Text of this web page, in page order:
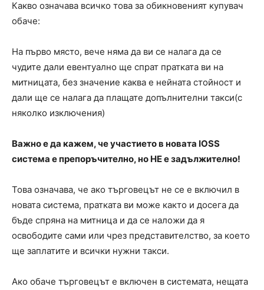
Какво означава всичко това за обикновеният купувач
обаче:
На първо място, вече няма да ви се налага да се
чудите дали евентуално ще спрат пратката ви на
митницата, без значение каква е нейната стойност и
дали ще се налага да плащате допълнителни такси(с
няколко изключения)
Важно е да кажем, че участието в новата IOSS
система е препоръчително, но НЕ е задължително!
Това означава, че ако търговецът не се е включил в
новата система, пратката ви може както и досега да
бъде спряна на митница и да се наложи да я
освободите сами или чрез представителство, за което
ще заплатите и всички нужни такси.
Ако обаче търговецът е включен в системата, нещата